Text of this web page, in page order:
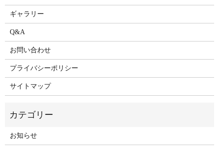
ギャラリー
Q&A
お問い合わせ
プライバシーポリシー
サイトマップ
お知らせ